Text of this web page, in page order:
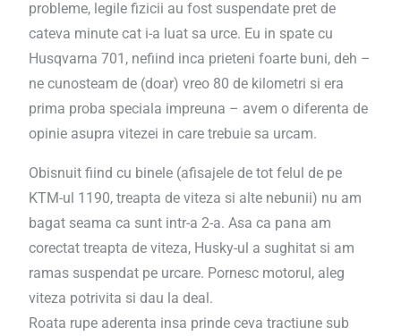
probleme, legile fizicii au fost suspendate pret de
cateva minute cat i-a luat sa urce. Eu in spate cu
Husqvarna 701, nefiind inca prieteni foarte buni, deh –
ne cunosteam de (doar) vreo 80 de kilometri si era
prima proba speciala impreuna – avem o diferenta de
opinie asupra vitezei in care trebuie sa urcam.
Obisnuit fiind cu binele (afisajele de tot felul de pe
KTM-ul 1190, treapta de viteza si alte nebunii) nu am
bagat seama ca sunt intr-a 2-a. Asa ca pana am
corectat treapta de viteza, Husky-ul a sughitat si am
ramas suspendat pe urcare. Pornesc motorul, aleg
viteza potrivita si dau la deal.
Roata rupe aderenta insa prinde ceva tractiune sub